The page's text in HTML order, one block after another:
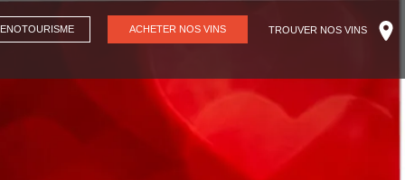
ACHETER NOS VINS TROUVER NOS VINS